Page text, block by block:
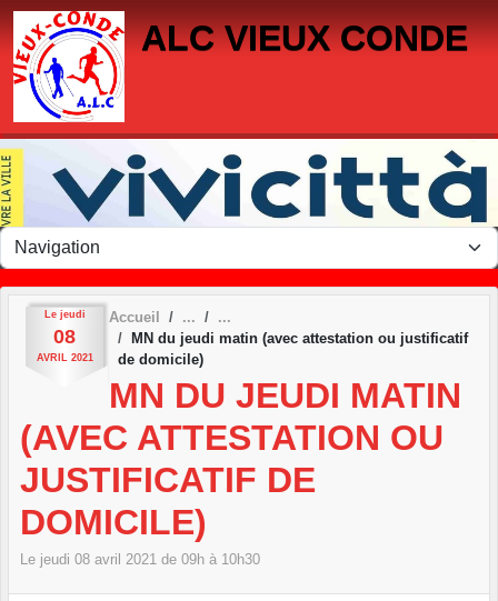
ALC VIEUX CONDE
Le jeudi
08
AVRIL 2021
Accueil
MN du jeudi matin (avec attestation ou justificatif
de domicile)
MN DU JEUDI MATIN
(AVEC ATTESTATION OU
JUSTIFICATIF DE
DOMICILE)
Le jeudi 08 avril 2021 de 09h à 10h30
Panneau de gestion des cookies